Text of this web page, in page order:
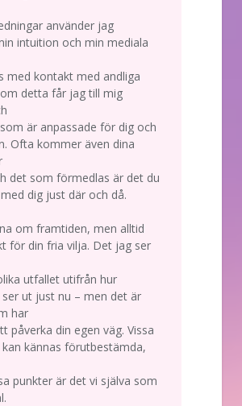
använder jag
intuition och min mediala
med kontakt med andliga
detta får jag till mig
är anpassade för dig och
Ofta kommer även dina
det som förmedlas är det du
dig just där och då.
om framtiden, men alltid
för din fria vilja. Det jag ser
utfallet utifrån hur
ut just nu – men det är
har
påverka din egen väg. Vissa
kännas förutbestämda,
punkter är det vi själva som